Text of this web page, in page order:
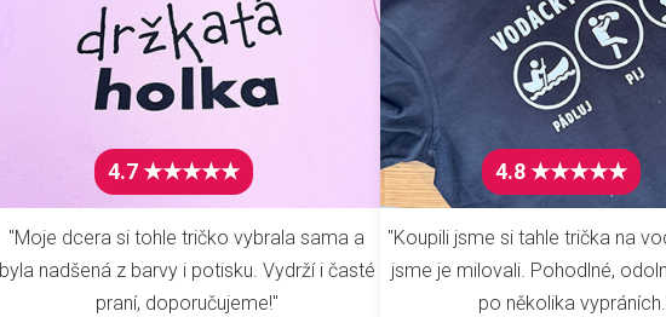
4.7 ★★★★★
"Moje dcera si tohle tričko vybrala sama a
byla nadšená z barvy i potisku. Vydrží i časté
praní, doporučujeme!"
4.8 ★★★★★
"Koupili jsme si tahle trička na
jsme je milovali. Pohodlné,
po několika